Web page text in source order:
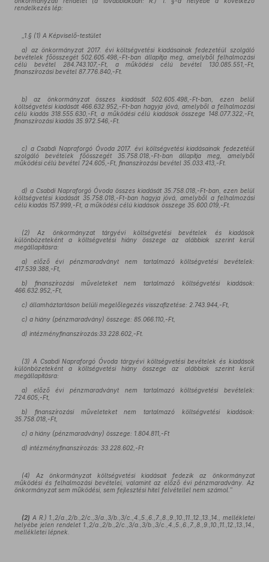
rendelkezés lép:
„1.§ (1) A Képviselő-testület
a) az önkormányzat 2017. évi költségvetési kiadásainak fedezetéül szolgáló
bevételek főösszegét 502.605.498,-Ft-ban állapítja meg, amelyből felhalmozási
célú bevétel 284.743.107,-Ft, a működési célú bevétel 130.085.551,-Ft,
finanszírozási bevétel 87.776.840,-Ft.
b) az önkormányzat összes kiadását 502.605.498,-Ft-ban, ezen belül
költségvetési kiadását 466.632.952,-Ft-ban hagyja jóvá, amelyből a felhalmozási
célú kiadás 318.555.630,-Ft, a működési célú kiadások összege 148.077.322,-Ft,
finanszírozási kiadás 35.972.546,-Ft.
c) a Csabdi Napraforgó Óvoda 2017. évi költségvetési kiadásainak fedezetéül
szolgáló bevételek főösszegét 35.758.018,-Ft-ban állapítja meg, amelyből
működési célú bevétel 724.605,-Ft, finanszírozási bevétel 35.033.413,-Ft.
d) a Csabdi Napraforgó Óvoda összes kiadását 35.758.018,-Ft-ban, ezen belül
költségvetési kiadását 35.758.018,-Ft-ban hagyja jóvá, amelyből a felhalmozási
célú kiadás 157.999,-Ft, a működési célú kiadások összege 35.600.019,-Ft.
(2) Az önkormányzat tárgyévi költségvetési bevételek és kiadások
különbözeteként a költségvetési hiány összege az alábbiak szerint kerül
megállapításra:
a) előző évi pénzmaradványt nem tartalmazó költségvetési bevételek:
417.539.388,-Ft,
b) finanszírozási műveleteket nem tartalmazó költségvetési kiadások:
466.632.952,-Ft,
c) államháztartáson belüli megelőlegezés visszafizetése: 2.743.944,-Ft,
c) a hiány (pénzmaradvány) összege: 85.066.110,-Ft,
d) intézményfinanszírozás:33.228.602,-Ft.
(3) A Csabdi Napraforgó Óvoda tárgyévi költségvetési bevételek és kiadások
különbözeteként a költségvetési hiány összege az alábbiak szerint kerül
megállapításra:
a) előző évi pénzmaradványt nem tartalmazó költségvetési bevételek:
724.605,-Ft,
b) finanszírozási műveleteket nem tartalmazó költségvetési kiadások:
35.758.018,-Ft,
c) a hiány (pénzmaradvány) összege: 1.804.811,-Ft
d) intézményfinanszírozás: 33.228.602,-Ft
(4) Az önkormányzat költségvetési kiadásait fedezik az önkormányzat
működési és felhalmozási bevételei, valamint az előző évi pénzmaradvány. Az
önkormányzat sem működési, sem fejlesztési hitel felvétellel nem számol.”
(2) A R.) 1.,2/a.,2/b.,2/c.,3/a.,3/b.,3/c.,4.,5.,6.,7.,8.,9.,10.,11.,12.,13.,14., mellékletei
helyébe jelen rendelet 1.,2/a.,2/b.,2/c.,3/a.,3/b.,3/c.,4.,5.,6.,7.,8.,9.,10.,11.,12.,13.,14.,
mellékletei lépnek.